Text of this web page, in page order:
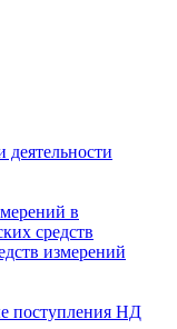
деятельности
в
средств
измерений
поступления НД